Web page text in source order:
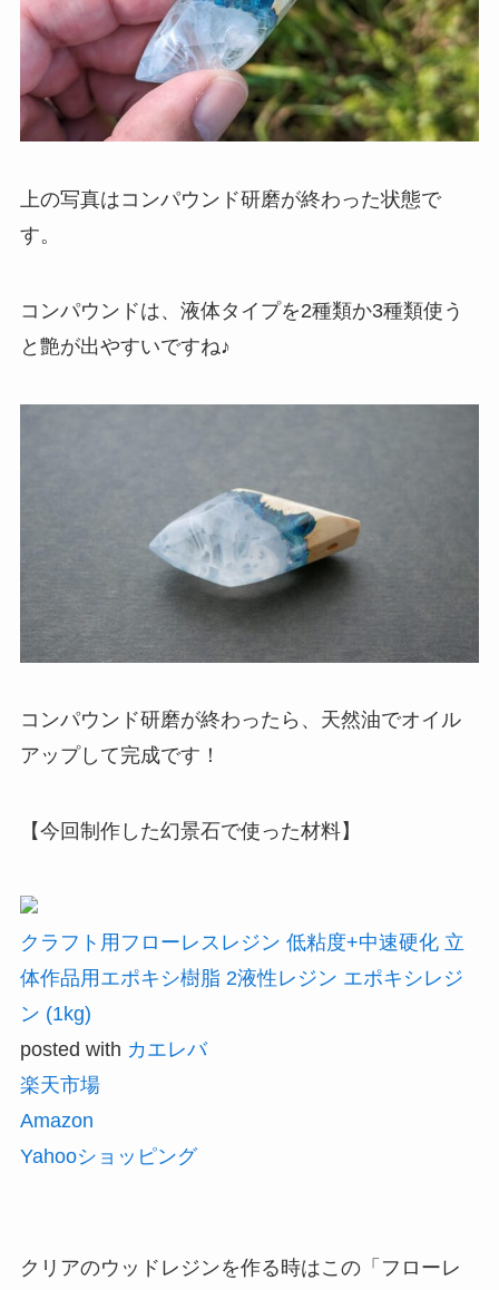
上の写真はコンパウンド研磨が終わった状態で
す。
コンパウンドは、液体タイプを2種類か3種類使う
と艶が出やすいですね♪
コンパウンド研磨が終わったら、天然油でオイル
アップして完成です！
【今回制作した幻景石で使った材料】
クラフト用フローレスレジン 低粘度+中速硬化 立
体作品用エポキシ樹脂 2液性レジン エポキシレジ
ン (1kg)
posted with カエレバ
楽天市場
Amazon
Yahooショッピング
クリアのウッドレジンを作る時はこの「フローレ